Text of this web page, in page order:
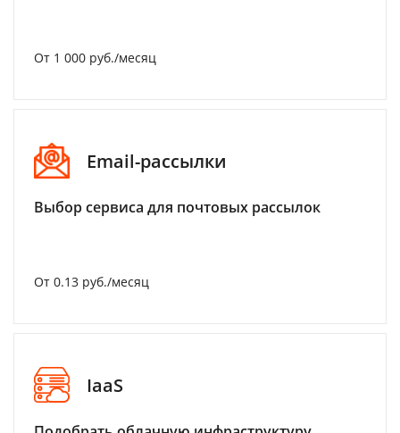
От 1 000 руб./месяц
Email-рассылки
Выбор сервиса для почтовых рассылок
От 0.13 руб./месяц
IaaS